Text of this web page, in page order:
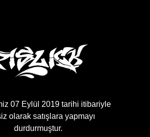
07 Eylül 2019 tarihi itibariyle
olarak satışlara yapmayı
durdurmuştur.